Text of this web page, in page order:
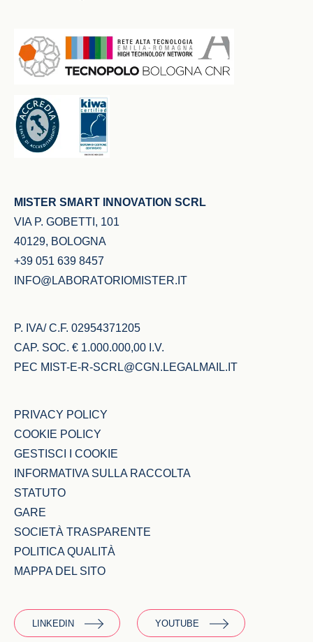
MISTER SMART INNOVATION SCRL
VIA P. GOBETTI, 101
40129, BOLOGNA
+39 051 639 8457
INFO@LABORATORIOMISTER.IT
P. IVA/ C.F. 02954371205
CAP. SOC. € 1.000.000,00 I.V.
PEC MIST-E-R-SCRL@CGN.LEGALMAIL.IT
PRIVACY POLICY
COOKIE POLICY
GESTISCI I COOKIE
INFORMATIVA SULLA RACCOLTA
STATUTO
GARE
SOCIETÀ TRASPARENTE
POLITICA QUALITÀ
MAPPA DEL SITO
LINKEDIN YOUTUBE